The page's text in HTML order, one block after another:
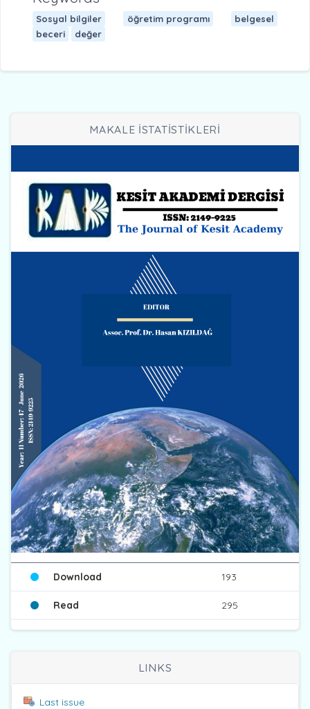
Sosyal bilgiler öğretim programı
belgesel
beceri
değer
MAKALE İSTATİSTİKLERİ
Download 193
Read 295
LINKS
Last issue